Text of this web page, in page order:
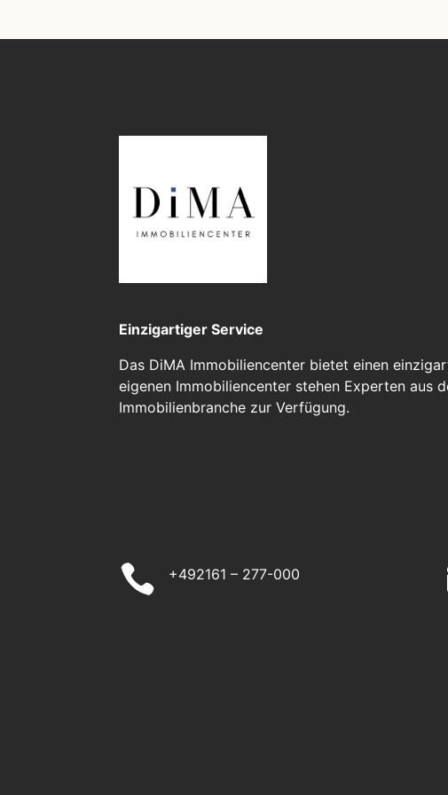
Einzigartiger Service
Das DiMA Immobiliencenter bietet einen
eigenen Immobiliencenter stehen Experten aus
Immobilienbranche zur Verfügung.
 +492161 – 277-000